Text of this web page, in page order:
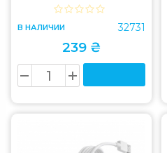
В НАЛИЧИИ 32731
239 ₴